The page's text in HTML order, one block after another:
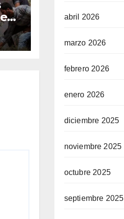
abril 2026
marzo 2026
febrero 2026
enero 2026
diciembre 2025
noviembre 2025
octubre 2025
septiembre 2025